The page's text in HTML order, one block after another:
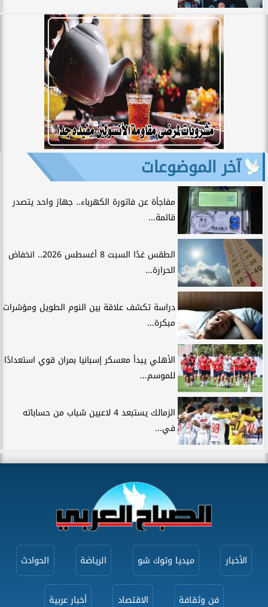
آخر الموضوعات
مفاجأة عن فاتورة الكهرباء.. جهاز واحد يتصدر
قائمة...
الطقس غدًا السبت 8 أغسطس 2026.. انخفاض
الحرارة...
دراسة تكشف علاقة بين النوم الطويل ومؤشرات
مبكرة...
الأهلي يبدأ معسكر إسبانيا بمران قوي استعدادًا
للموسم...
الزمالك يستبعد 4 لاعبين شباب من حساباته
في...
الأخبار ميديا وتوك شو الرياضة الحوادث
فن وثقافة الاقتصاد أخبار عربية